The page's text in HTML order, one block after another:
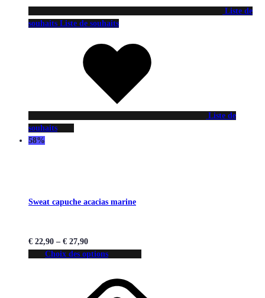
Liste de
souhaits Liste de souhaits
Liste de
souhaits
58%
Sweat capuche acacias marine
€ 22,90 – € 27,90
Choix des options